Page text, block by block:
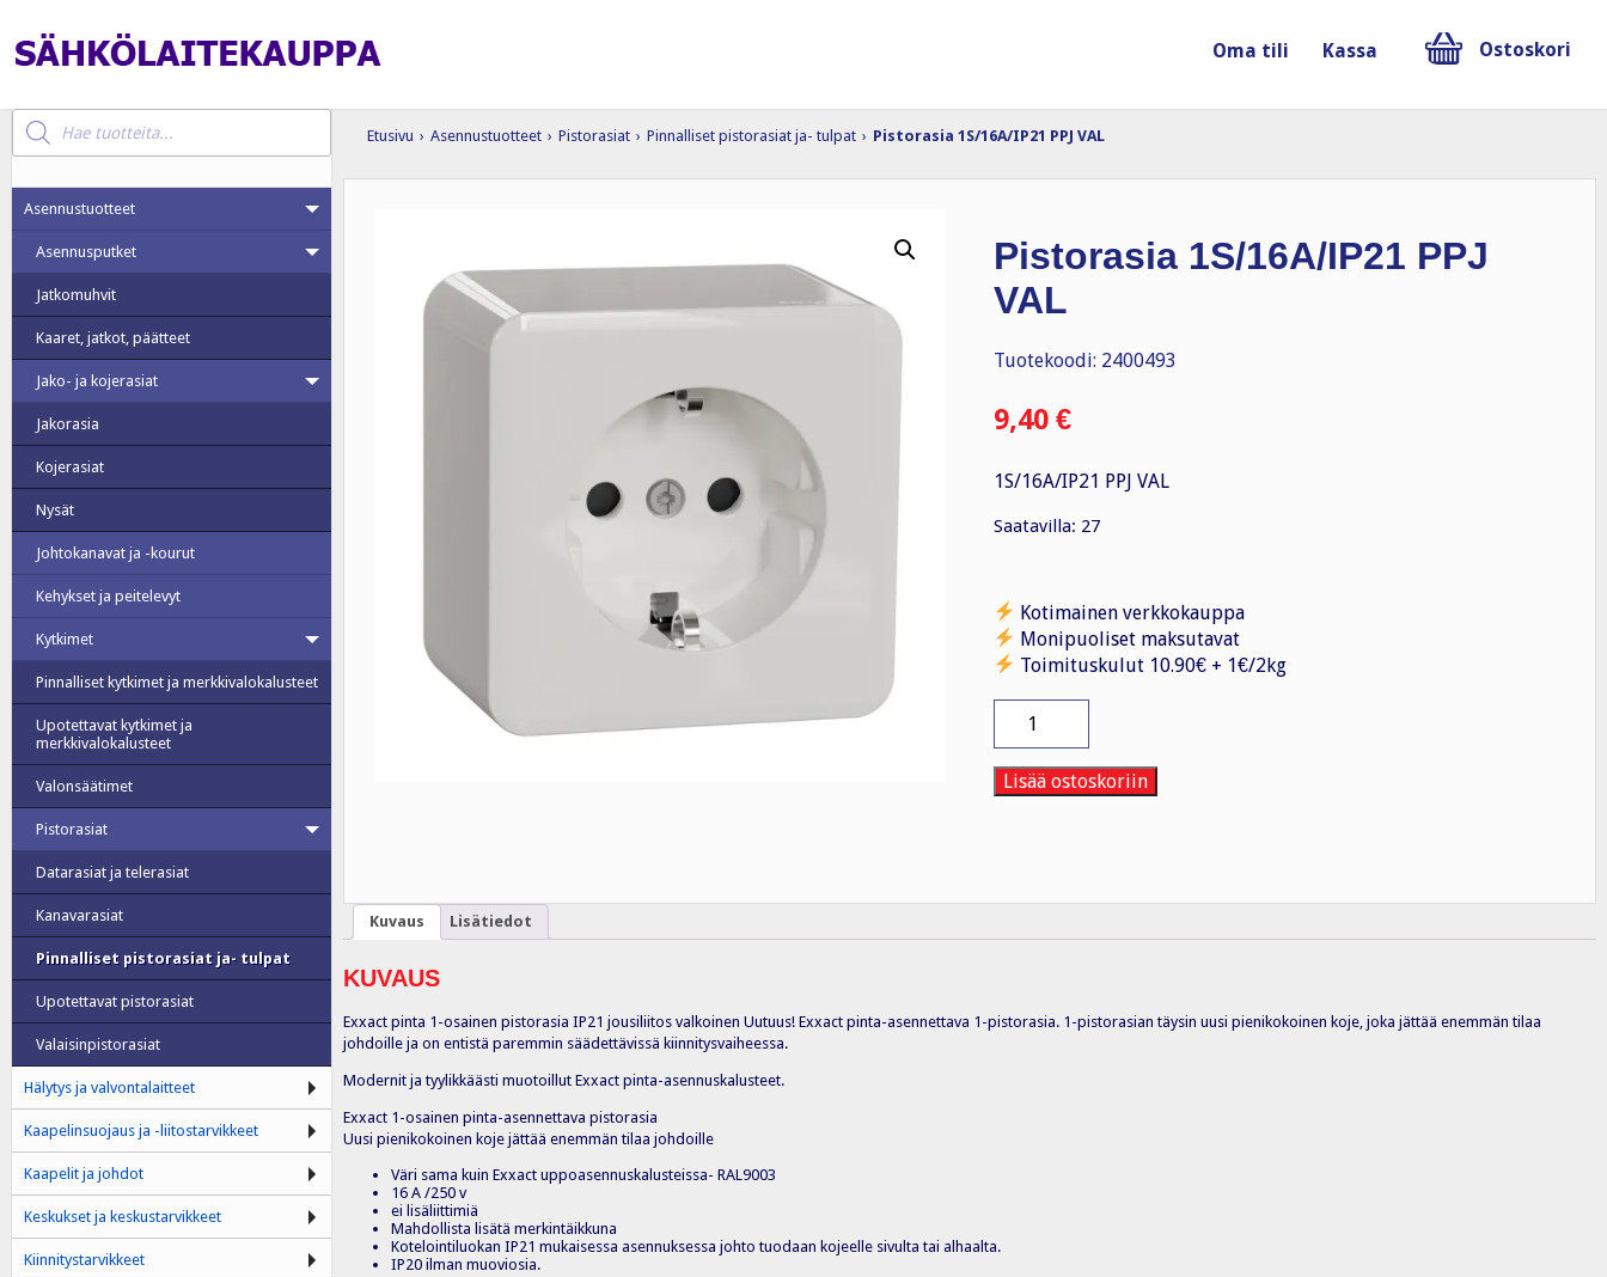
Oma tili Kassa Ostoskori
Etusivu › Asennustuotteet › Pistorasiat › Pinnalliset pistorasiat ja- tulpat › Pistorasia 1S/16A/IP21 PPJ VAL
Pistorasia 1S/16A/IP21 PPJ
VAL
Tuotekoodi: 2400493
9,40 €
1S/16A/IP21 PPJ VAL
Saatavilla: 27
Kotimainen verkkokauppa
Monipuoliset maksutavat
Toimituskulut 10.90€ + 1€/2kg
1S/16A/IP21
PPJ
VAL
määrä
Lisää ostoskoriin
Kuvaus Lisätiedot
KUVAUS
Exxact pinta 1-osainen pistorasia IP21 jousiliitos valkoinen Uutuus! Exxact pinta-asennettava 1-pistorasia. 1-pistorasian täysin uusi pienikokoinen koje, joka jättää enemmän tilaa
johdoille ja on entistä paremmin säädettävissä kiinnitysvaiheessa.
Modernit ja tyylikkäästi muotoillut Exxact pinta-asennuskalusteet.
Exxact 1-osainen pinta-asennettava pistorasia
Uusi pienikokoinen koje jättää enemmän tilaa johdoille
Väri sama kuin Exxact uppoasennuskalusteissa- RAL9003
16 A /250 v
ei lisäliittimiä
Mahdollista lisätä merkintäikkuna
Kotelointiluokan IP21 mukaisessa asennuksessa johto tuodaan kojeelle sivulta tai alhaalta.
IP20 ilman muoviosia.
Products
search
Asennustuotteet
Asennusputket
Jatkomuhvit
Kaaret, jatkot, päätteet
Jako- ja kojerasiat
Jakorasia
Kojerasiat
Nysät
Johtokanavat ja -kourut
Kehykset ja peitelevyt
Kytkimet
Pinnalliset kytkimet ja merkkivalokalusteet
Upotettavat kytkimet ja
merkkivalokalusteet
Valonsäätimet
Pistorasiat
Datarasiat ja telerasiat
Kanavarasiat
Pinnalliset pistorasiat ja- tulpat
Upotettavat pistorasiat
Valaisinpistorasiat
Hälytys ja valvontalaitteet
Kaapelinsuojaus ja -liitostarvikkeet
Kaapelit ja johdot
Keskukset ja keskustarvikkeet
Kiinnitystarvikkeet